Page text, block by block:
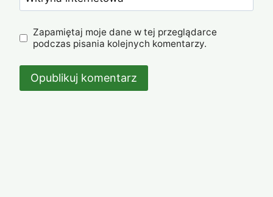
Zapamiętaj moje dane w tej przeglądarce
podczas pisania kolejnych komentarzy.